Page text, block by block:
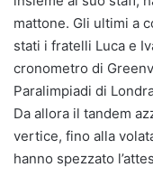
mattone. Gli ultimi a
stati i fratelli Luca e
cronometro di
Paralimpiadi di
Da allora il tandem
vertice, fino alla
hanno spezzato